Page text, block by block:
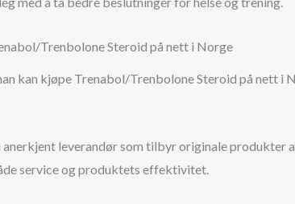
Trenbolone Steroid på nett i Norge
kan kjøpe Trenabol/Trenbolone Steroid på nett
anerkjent leverandør som tilbyr originale
service og produktets effektivitet.